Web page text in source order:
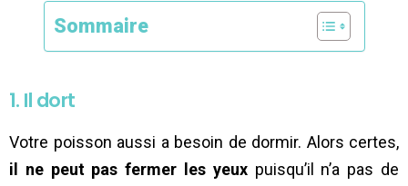
Sommaire
1. Il dort
Votre poisson aussi a besoin de dormir. Alors certes,
il ne peut pas fermer les yeuxpuisqu’il n’a pas de